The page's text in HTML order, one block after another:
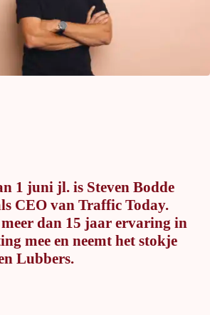
1 juni jl. is Steven Bodde
CEO van Traffic Today.
dan 15 jaar ervaring in
mee en neemt het stokje
Lubbers.